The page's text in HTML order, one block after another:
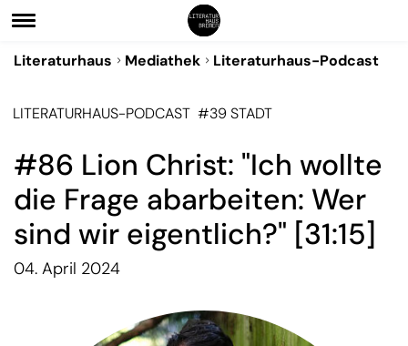
Literaturhaus Mediathek Literaturhaus-Podcast
LITERATURHAUS-PODCAST #39 STADT
#86 Lion Christ: "Ich wollte
die Frage abarbeiten: Wer
sind wir eigentlich?" [31:15]
04. April 2024